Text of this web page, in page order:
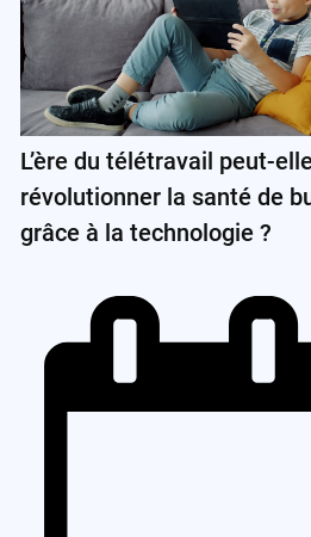
L’ère du télétravail peut-elle
révolutionner la santé de
grâce à la technologie ?